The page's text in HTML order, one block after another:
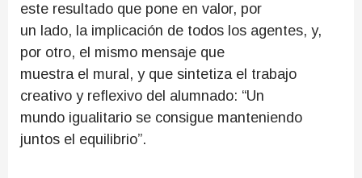
este resultado que pone en valor, por
un lado, la implicación de todos los agentes, y,
por otro, el mismo mensaje que
muestra el mural, y que sintetiza el trabajo
creativo y reflexivo del alumnado: “Un
mundo igualitario se consigue manteniendo
juntos el equilibrio”.